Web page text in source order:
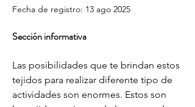
Fecha de registro: 13 ago 2025
Sección informativa
Las posibilidades que te brindan estos
tejidos para realizar diferente tipo de
actividades son enormes. Estos son